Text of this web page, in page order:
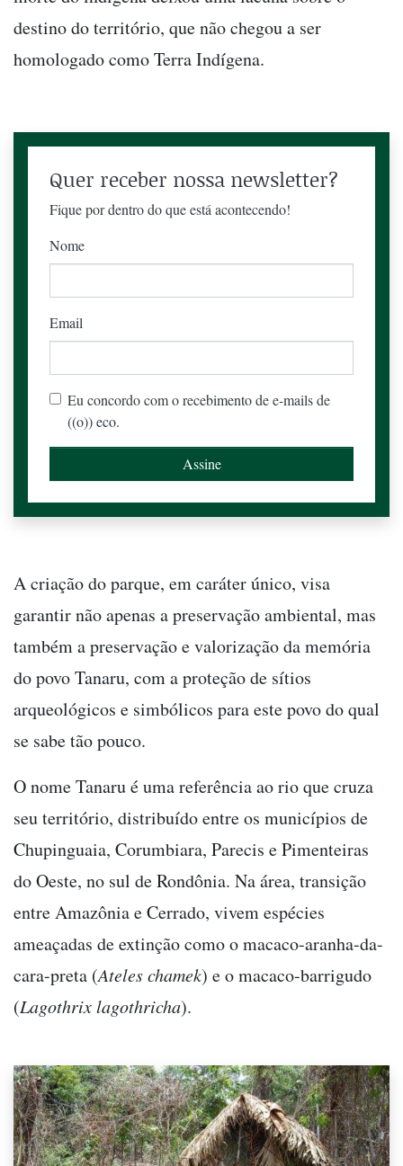
destino do território, que não chegou a ser
homologado como Terra Indígena.
Quer receber nossa newsletter?
Fique por dentro do que está acontecendo!
Nome
Email
Eu concordo com o recebimento de e-mails de
((o)) eco.
A criação do parque, em caráter único, visa
garantir não apenas a preservação ambiental, mas
também a preservação e valorização da memória
do povo Tanaru, com a proteção de sítios
arqueológicos e simbólicos para este povo do qual
se sabe tão pouco.
O nome Tanaru é uma referência ao rio que cruza
seu território, distribuído entre os municípios de
Chupinguaia, Corumbiara, Parecis e Pimenteiras
do Oeste, no sul de Rondônia. Na área, transição
entre Amazônia e Cerrado, vivem espécies
ameaçadas de extinção como o macaco-aranha-da-
cara-preta (Ateles chamek) e o macaco-barrigudo
(Lagothrix lagothricha).